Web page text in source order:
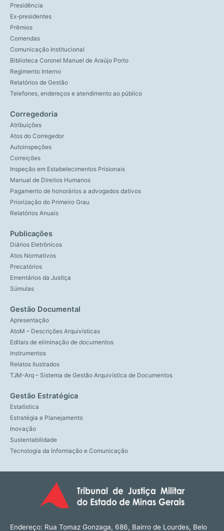
Presidência
Ex-presidentes
Prêmios
Comendas
Comunicação Institucional
Biblioteca Coronel Manuel de Araújo Porto
Regimento Interno
Relatórios de Gestão
Telefones, endereços e atendimento ao público
Corregedoria
Atribuições
Atos do Corregedor
Autoinspeções
Correições
Inspeção em Estabelecimentos Prisionais
Manual de Direitos Humanos
Pagamento de honorários a advogados dativos
Priorização do Primeiro Grau
Relatórios Anuais
Publicações
Diários Eletrônicos
Atos Normativos
Precatórios
Ementários da Justiça
Súmulas
Gestão Documental
Apresentação
AtoM – Descrições Arquivísticas
Editais de eliminação de documentos
Instrumentos
Relatos Ilustrados
TJM-Arq – Sistema de Gestão Arquivística de Documentos
Gestão Estratégica
Estatística
Estratégia e Planejamento
Inovação
Sustentabilidade
Tecnologia da Informação e Comunicação
Endereço: Rua Tomaz Gonzaga, 686, Bairro de Lourdes, Belo